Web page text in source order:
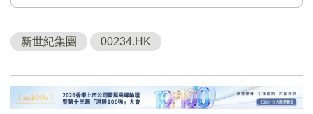
新世紀集團 00234.HK